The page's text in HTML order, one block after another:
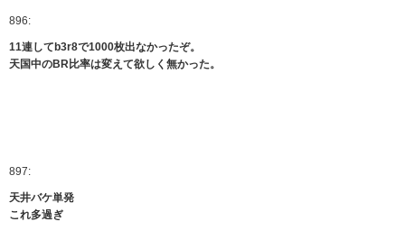
896:
11連してb3r8で1000枚出なかったぞ。
天国中のBR比率は変えて欲しく無かった。
897:
天井バケ単発
これ多過ぎ